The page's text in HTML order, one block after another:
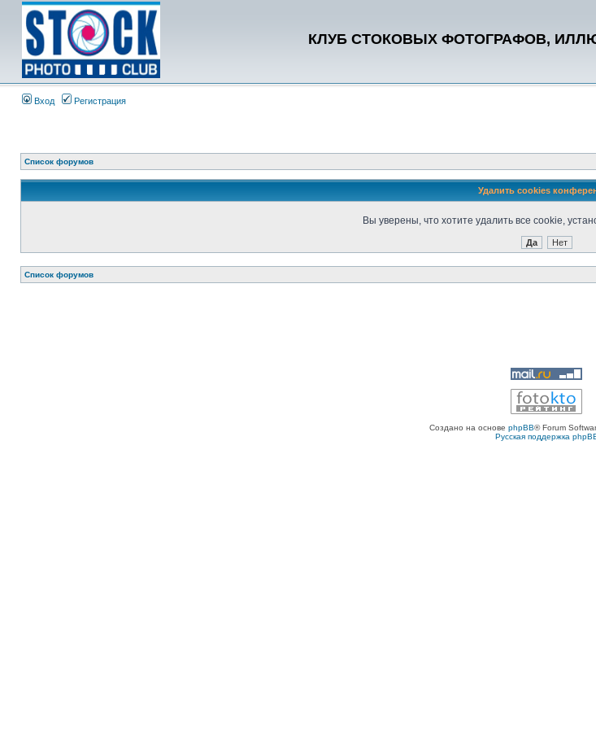
КЛУБ СТОКОВЫХ ФОТОГРАФОВ,
Вход Регистрация
Список форумов
Удалить cookies
Вы уверены, что хотите удалить все cookie,
Список форумов
Создано на основе phpBB® Forum
Русская поддержка